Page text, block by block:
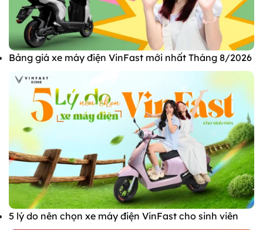
Bảng giá xe máy điện VinFast mới nhất Tháng 8/2026
5 lý do nên chọn xe máy điện VinFast cho sinh viên